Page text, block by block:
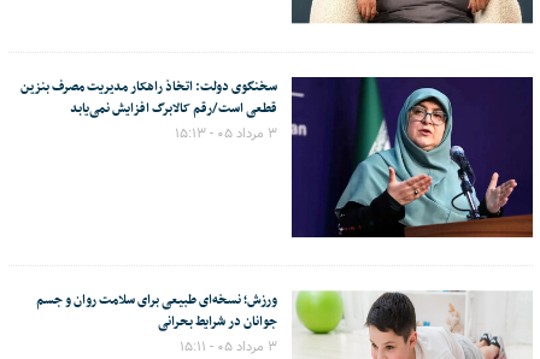
سخنگوی دولت: اتخاذ راهکار مدیریت مصرف بنزین
قطعی است/رقم کالابرگ افزایش نمی‌یابد
۳ مرداد ۰۵ - ۱۵:۱۳
ورزش؛ نسخه‌ای طبیعی برای سلامت روان و جسم
جوانان در شرایط بحرانی
۳ مرداد ۰۵ - ۱۵:۱۱